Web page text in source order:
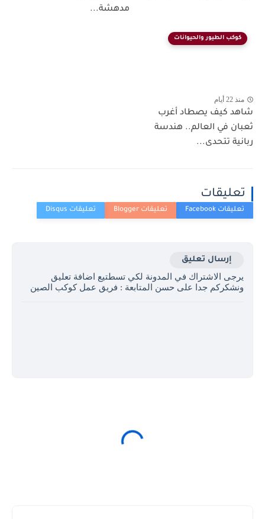
مدهشة...
كوكب الطيور والحيوانات
منذ 22 أيام
شاهد كيف يصطاد أغرب
ثعبان في العالم.. هندسة
ربانية تتحدى...
تعليقات
إرسال تعليق
يرجى الاشتراك في المدونة لكي تسطتيع اضافة تعليق
ونشكركم جدا على حسن المتابعة : فريق عمل كوكب الصين